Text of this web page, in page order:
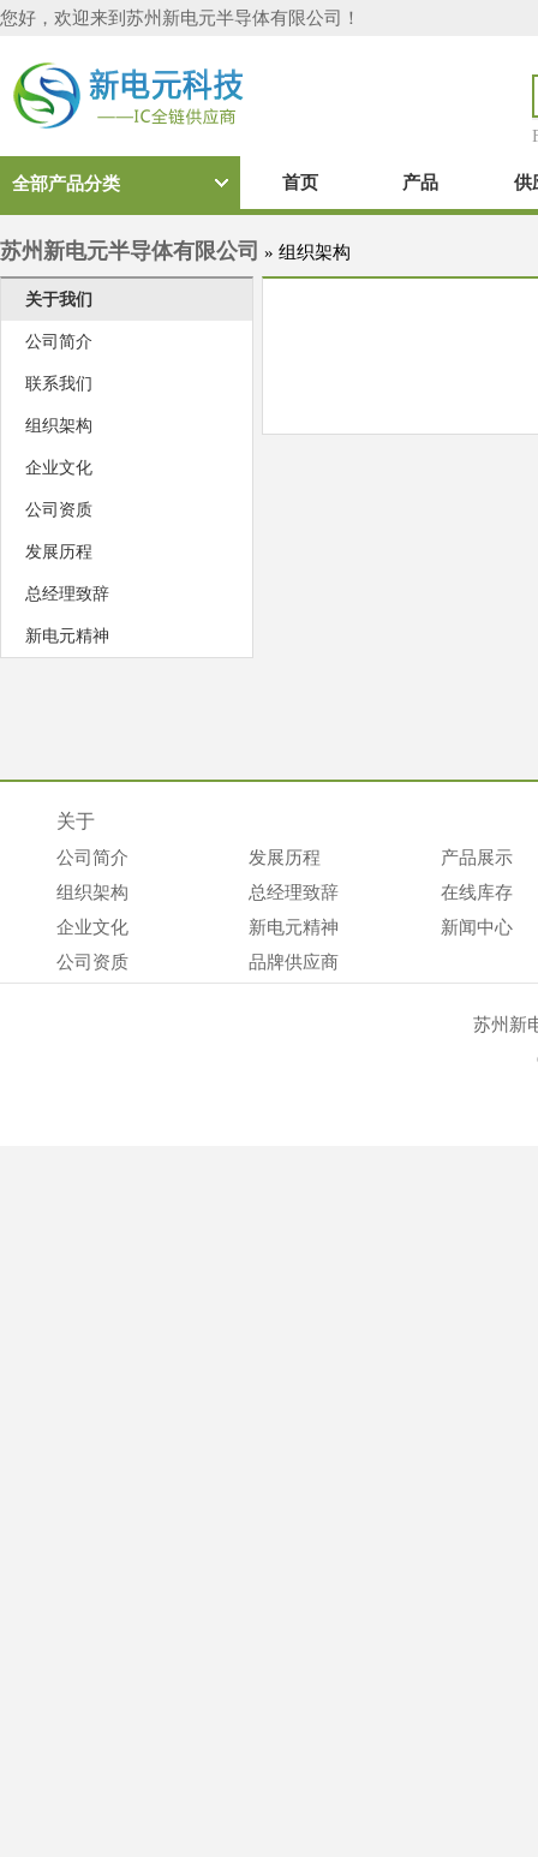
您好，欢迎来到苏州新电元半导体有限公司！
全部产品分类 首页 产品 供
苏州新电元半导体有限公司 » 组织架构
关于我们
公司简介
联系我们
组织架构
企业文化
公司资质
发展历程
总经理致辞
新电元精神
关于
公司简介
组织架构
企业文化
公司资质
发展历程
总经理致辞
新电元精神
品牌供应商
产品展示
在线库存
新闻中心
苏州新